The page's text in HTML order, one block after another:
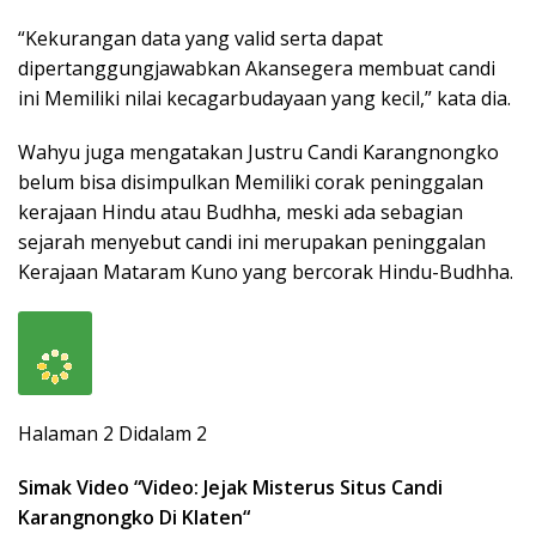
“Kekurangan data yang valid serta dapat
dipertanggungjawabkan Akansegera membuat candi
ini Memiliki nilai kecagarbudayaan yang kecil,” kata dia.
Wahyu juga mengatakan Justru Candi Karangnongko
belum bisa disimpulkan Memiliki corak peninggalan
kerajaan Hindu atau Budhha, meski ada sebagian
sejarah menyebut candi ini merupakan peninggalan
Kerajaan Mataram Kuno yang bercorak Hindu-Budhha.
Halaman 2 Didalam 2
Simak Video “Video: Jejak Misterus Situs Candi
Karangnongko Di Klaten“